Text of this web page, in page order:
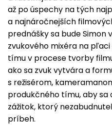
až po úspechy na tých
a najnáročnejších
prednášky sa bude Simon
zvukového mixéra na
tímu v procese tvorby
ako sa zvuk vytvára a
s režisérom,
produkčného tímu, aby sa
zážitok, ktorý
príbeh.